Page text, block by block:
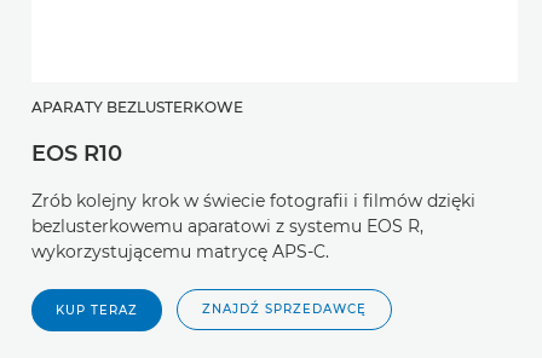
APARATY BEZLUSTERKOWE
EOS R10
Zrób kolejny krok w świecie fotografii i filmów dzięki
bezlusterkowemu aparatowi z systemu EOS R,
wykorzystującemu matrycę APS-C.
KUP TERAZ ZNAJDŹ SPRZEDAWCĘ